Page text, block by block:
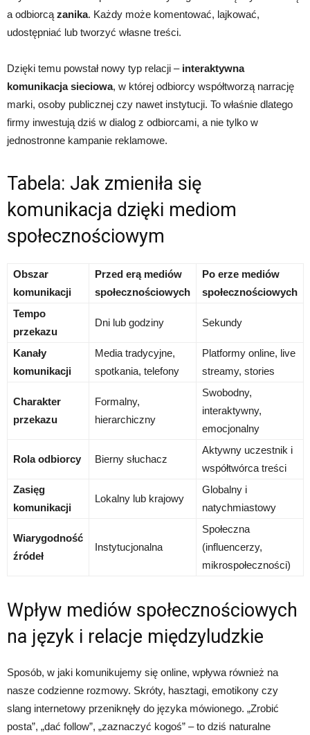
a odbiorcą zanika. Każdy może komentować, lajkować,
udostępniać lub tworzyć własne treści.
Dzięki temu powstał nowy typ relacji – interaktywna
komunikacja sieciowa, w której odbiorcy współtworzą narrację
marki, osoby publicznej czy nawet instytucji. To właśnie dlatego
firmy inwestują dziś w dialog z odbiorcami, a nie tylko w
jednostronne kampanie reklamowe.
Tabela: Jak zmieniła się
komunikacja dzięki mediom
społecznościowym
Obszar
komunikacji
Przed erą mediów
społecznościowych
Po erze mediów
społecznościowych
Tempo
przekazu
Dni lub godziny Sekundy
Kanały
komunikacji
Media tradycyjne,
spotkania, telefony
Platformy online, live
streamy, stories
Charakter
przekazu
Formalny,
hierarchiczny
Swobodny,
interaktywny,
emocjonalny
Rola odbiorcy Bierny słuchacz
Aktywny uczestnik i
współtwórca treści
Zasięg
komunikacji
Lokalny lub krajowy
Globalny i
natychmiastowy
Wiarygodność
źródeł
Instytucjonalna
Społeczna
(influencerzy,
mikrospołeczności)
Wpływ mediów społecznościowych
na język i relacje międzyludzkie
Sposób, w jaki komunikujemy się online, wpływa również na
nasze codzienne rozmowy. Skróty, hasztagi, emotikony czy
slang internetowy przeniknęły do języka mówionego. „Zrobić
posta”, „dać follow”, „zaznaczyć kogoś” – to dziś naturalne